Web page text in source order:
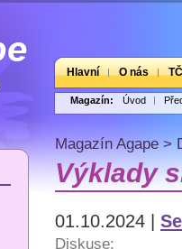
Hlavní O nás
Magazín: Úvod
Magazín Agape>
Výklady
01.10.2024 |
Diskuse: